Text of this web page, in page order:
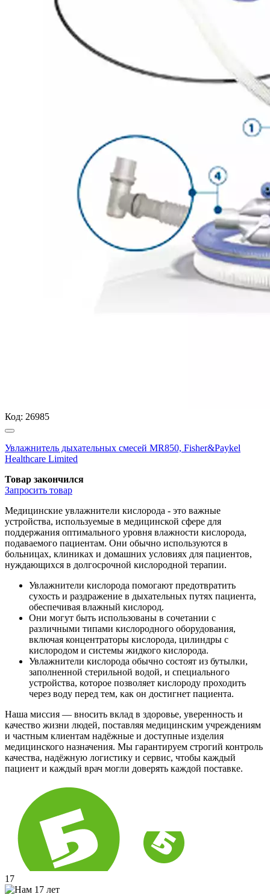
Код: 26985
Увлажнитель дыхательных смесей MR850, Fisher&Paykel
Healthcare Limited
Товар закончился
Запросить товар
Медицинские увлажнители кислорода - это важные
устройства, используемые в медицинской сфере для
поддержания оптимального уровня влажности кислорода,
подаваемого пациентам. Они обычно используются в
больницах, клиниках и домашних условиях для пациентов,
нуждающихся в долгосрочной кислородной терапии.
Увлажнители кислорода помогают предотвратить
сухость и раздражение в дыхательных путях пациента,
обеспечивая влажный кислород.
Они могут быть использованы в сочетании с
различными типами кислородного оборудования,
включая концентраторы кислорода, цилиндры с
кислородом и системы жидкого кислорода.
Увлажнители кислорода обычно состоят из бутылки,
заполненной стерильной водой, и специального
устройства, которое позволяет кислороду проходить
через воду перед тем, как он достигнет пациента.
Наша миссия — вносить вклад в здоровье, уверенность и
качество жизни людей, поставляя медицинским учреждениям
и частным клиентам надёжные и доступные изделия
медицинского назначения. Мы гарантируем строгий контроль
качества, надёжную логистику и сервис, чтобы каждый
пациент и каждый врач могли доверять каждой поставке.
17